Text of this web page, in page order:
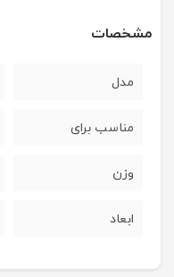
مشخصات
مدل
مناسب برای
وزن
ابعاد